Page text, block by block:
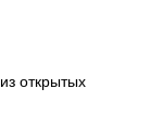
открытых